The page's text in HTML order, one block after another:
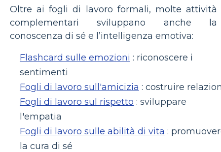
Oltre ai fogli di lavoro formali, molte attività
complementari sviluppano anche la
conoscenza di sé e l’intelligenza emotiva:
Flashcard sulle emozioni : riconoscere i
sentimenti
Fogli di lavoro sull'amicizia : costruire
Fogli di lavoro sul rispetto : sviluppare
l'empatia
Fogli di lavoro sulle abilità di vita :
la cura di sé